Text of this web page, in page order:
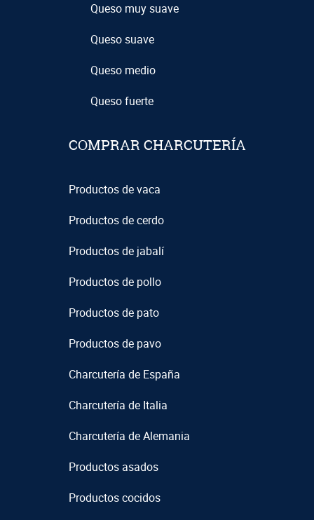
Queso muy suave
Queso suave
Queso medio
Queso fuerte
COMPRAR CHARCUTERÍA
Productos de vaca
Productos de cerdo
Productos de jabalí
Productos de pollo
Productos de pato
Productos de pavo
Charcutería de España
Charcutería de Italia
Charcutería de Alemania
Productos asados
Productos cocidos